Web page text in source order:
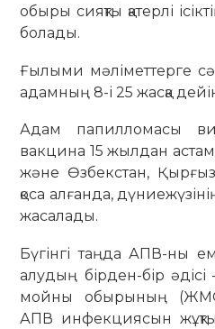
обыры сияқты қатерлі
болады.
Ғылыми мәліметтерге
адамның 8-і 25 жасқа
Адам папилломасы
вакцина 15 жылдан астам
және Өзбекстан,
қоса алғанда,
жасалады.
Бүгінгі таңда АПВ-ны
алудың бірден-бір
мойны обырының
АПВ инфекциясын